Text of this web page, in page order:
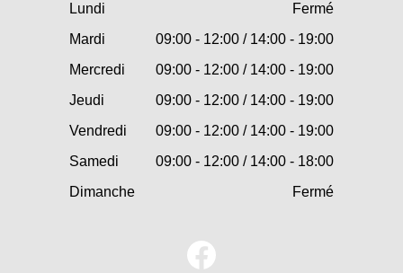
Lundi
Fermé
Mardi
09:00 - 12:00 / 14:00 - 19:00
Mercredi
09:00 - 12:00 / 14:00 - 19:00
Jeudi
09:00 - 12:00 / 14:00 - 19:00
Vendredi
09:00 - 12:00 / 14:00 - 19:00
Samedi
09:00 - 12:00 / 14:00 - 18:00
Dimanche
Fermé